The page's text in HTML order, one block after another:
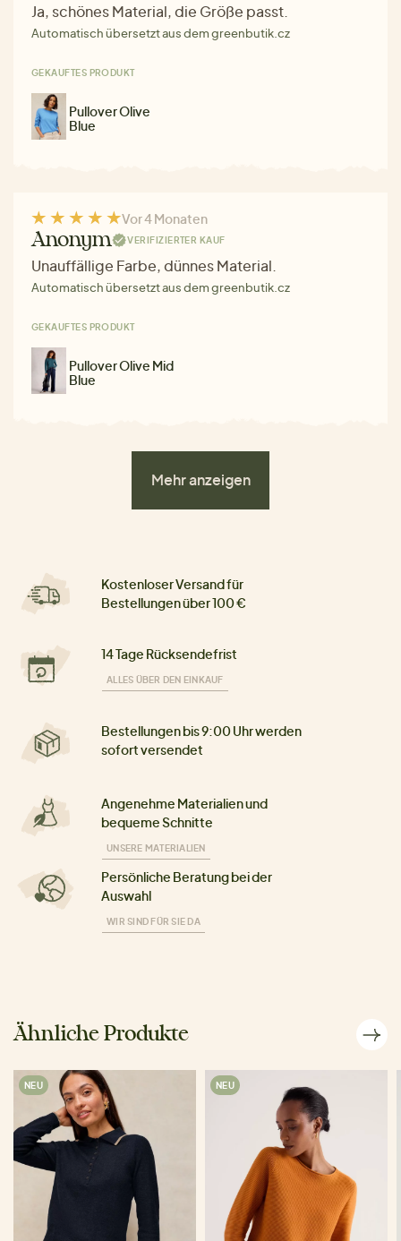
Ja, schönes Material, die Größe passt.
Automatisch übersetzt aus dem greenbutik.cz
GEKAUFTES PRODUKT
Pullover Olive
Blue
Vor 4 Monaten
Anonym VERIFIZIERTER KAUF
Unauffällige Farbe, dünnes Material.
Automatisch übersetzt aus dem greenbutik.cz
GEKAUFTES PRODUKT
Pullover Olive Mid
Blue
Mehr anzeigen
Kostenloser Versand für
Bestellungen über 100 €
14 Tage Rücksendefrist
ALLES ÜBER DEN EINKAUF
Bestellungen bis 9:00 Uhr werden
sofort versendet
Angenehme Materialien und
bequeme Schnitte
UNSERE MATERIALIEN
Persönliche Beratung bei der
Auswahl
WIR SIND FÜR SIE DA
Ähnliche Produkte
NEU NEU